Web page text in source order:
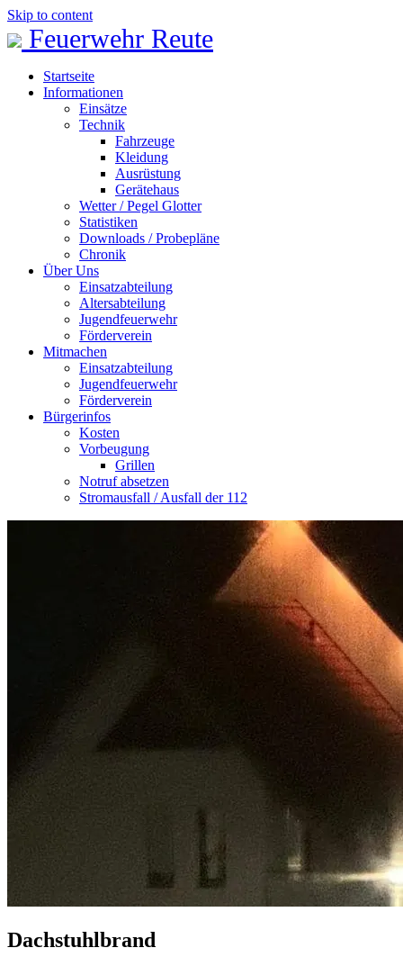
Skip to content
Feuerwehr Reute
Startseite
Informationen
Einsätze
Technik
Fahrzeuge
Kleidung
Ausrüstung
Gerätehaus
Wetter / Pegel Glotter
Statistiken
Downloads / Probepläne
Chronik
Über Uns
Einsatzabteilung
Altersabteilung
Jugendfeuerwehr
Förderverein
Mitmachen
Einsatzabteilung
Jugendfeuerwehr
Förderverein
Bürgerinfos
Kosten
Vorbeugung
Grillen
Notruf absetzen
Stromausfall / Ausfall der 112
Dachstuhlbrand